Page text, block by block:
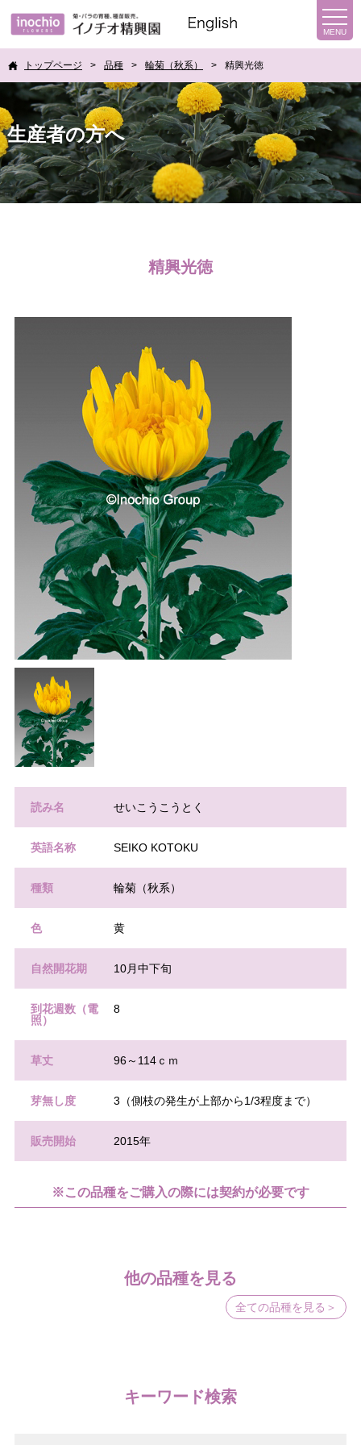
トップページ 品種 輪菊（秋系） 精興光徳
生産者の方へ
精興光徳
読み名 せいこうこうとく
英語名称 SEIKO KOTOKU
種類 輪菊（秋系）
色 黄
自然開花期 10月中下旬
到花週数（電
照）
8
草丈 96～114ｃｍ
芽無し度 3（側枝の発生が上部から1/3程度まで）
販売開始 2015年
※この品種をご購入の際には契約が必要です
他の品種を見る
全ての品種を見る＞
キーワード検索